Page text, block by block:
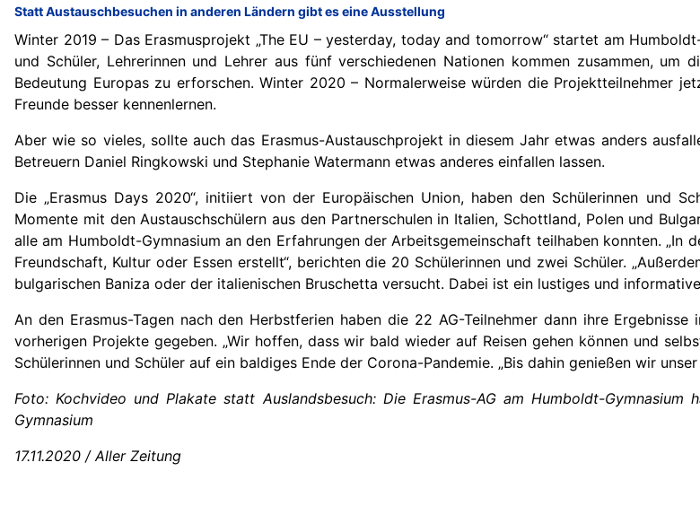
Statt Austauschbesuchen in anderen Ländern gibt es eine Ausstellung
Winter 2019 – Das Erasmusprojekt „The EU – yesterday, today and tomorrow“ startet am
und Schüler, Lehrerinnen und Lehrer aus fünf verschiedenen Nationen kommen zusammen,
Bedeutung Europas zu erforschen. Winter 2020 – Normalerweise würden die Projektteilnehmer
Freunde besser kennenlernen.
Aber wie so vieles, sollte auch das Erasmus-Austauschprojekt in diesem Jahr etwas anders
Betreuern Daniel Ringkowski und Stephanie Watermann etwas anderes einfallen lassen.
Die „Erasmus Days 2020“, initiiert von der Europäischen Union, haben den Schülerinnen und
Momente mit den Austauschschülern aus den Partnerschulen in Italien, Schottland, Polen und
alle am Humboldt-Gymnasium an den Erfahrungen der Arbeitsgemeinschaft teilhaben konnten. „In
Freundschaft, Kultur oder Essen erstellt“, berichten die 20 Schülerinnen und zwei Schüler.
bulgarischen Baniza oder der italienischen Bruschetta versucht. Dabei ist ein lustiges und
An den Erasmus-Tagen nach den Herbstferien haben die 22 AG-Teilnehmer dann ihre
vorherigen Projekte gegeben. „Wir hoffen, dass wir bald wieder auf Reisen gehen können und
Schülerinnen und Schüler auf ein baldiges Ende der Corona-Pandemie. „Bis dahin genießen wir
Foto: Kochvideo und Plakate statt Auslandsbesuch: Die Erasmus-AG am Humboldt-
Gymnasium
17.11.2020 / Aller Zeitung